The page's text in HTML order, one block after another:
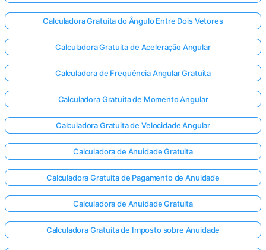
Calculadora Gratuita do Ângulo Entre Dois Vetores
Calculadora Gratuita de Aceleração Angular
Calculadora de Frequência Angular Gratuita
Calculadora Gratuita de Momento Angular
Calculadora Gratuita de Velocidade Angular
Calculadora de Anuidade Gratuita
Calculadora Gratuita de Pagamento de Anuidade
Calculadora de Anuidade Gratuita
Calculadora Gratuita de Imposto sobre Anuidade